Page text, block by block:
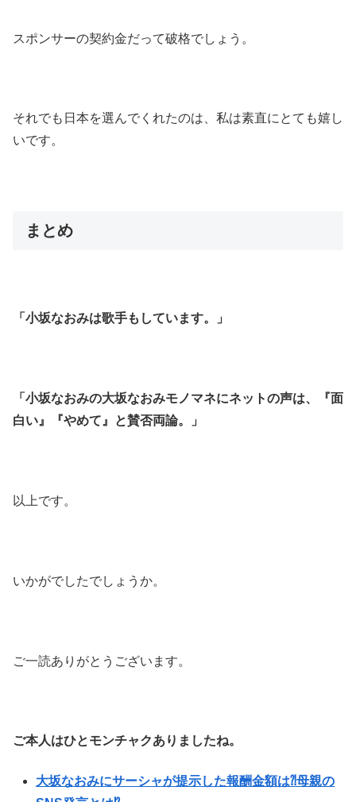
スポンサーの契約金だって破格でしょう。
それでも日本を選んでくれたのは、私は素直にとても嬉し
いです。
まとめ
「小坂なおみは歌手もしています。」
「小坂なおみの大坂なおみモノマネにネットの声は、『面
白い』『やめて』と賛否両論。」
以上です。
いかがでしたでしょうか。
ご一読ありがとうございます。
ご本人はひとモンチャクありましたね。
大坂なおみにサーシャが提示した報酬金額は⁈母親の